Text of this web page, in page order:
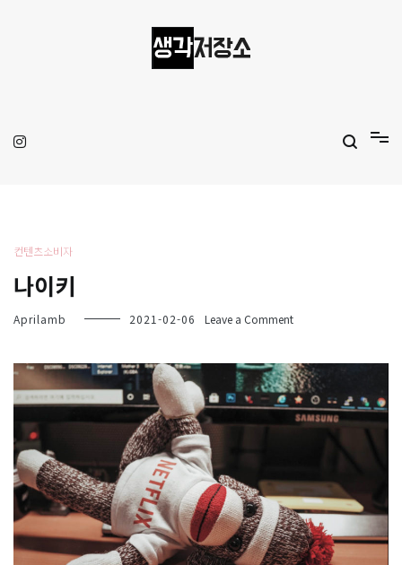
컨텐츠소비자
나이키
Aprilamb 2021-02-06 Leave a Commenton
키